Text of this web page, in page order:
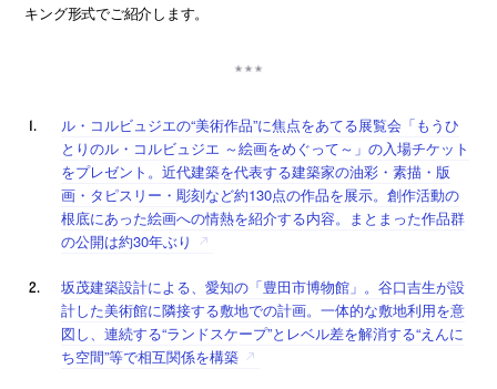
キング形式でご紹介します。
ル・コルビュジエの“美術作品”に焦点をあてる展覧会「もうひ
とりのル・コルビュジエ ～絵画をめぐって～」の入場チケット
をプレゼント。近代建築を代表する建築家の油彩・素描・版
画・タピスリー・彫刻など約130点の作品を展示。創作活動の
根底にあった絵画への情熱を紹介する内容。まとまった作品群
の公開は約30年ぶり
坂茂建築設計による、愛知の「豊田市博物館」。谷口吉生が設
計した美術館に隣接する敷地での計画。一体的な敷地利用を意
図し、連続する“ランドスケープ”とレベル差を解消する“えんに
ち空間”等で相互関係を構築